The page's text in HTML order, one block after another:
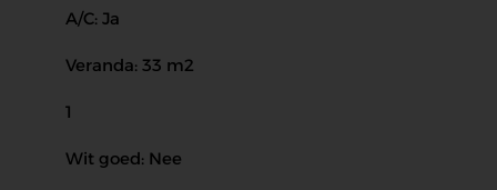
A/C: Ja
Veranda: 33 m2
1
Wit goed: Nee